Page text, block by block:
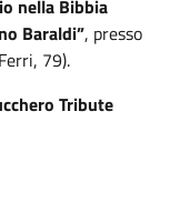
nella Bibbia
Baraldi”, presso
79).
Tribute